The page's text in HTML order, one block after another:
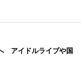
アイドルライブや国